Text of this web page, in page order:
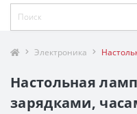
Электроника
Настольная
зарядками,